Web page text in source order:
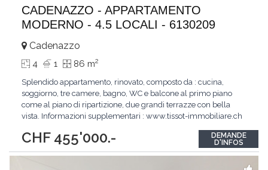
CADENAZZO - APPARTAMENTO
MODERNO - 4.5 LOCALI - 6130209
CHF 455'000.-
Cadenazzo
4 1 86 m2
Splendido appartamento, rinovato, composto da : cucina,
soggiorno, tre camere, bagno, WC e balcone al primo piano
come al piano di ripartizione, due grandi terrazze con bella
vista. Informazioni supplementari : www.tissot-immobiliare.ch
Wohnzimmer, drei Schlafzimmer, Bad, WC und Balkon im
ersten Stock als auf dem Boden der Aufschlüsselung,...
DEMANDE
D'INFOS